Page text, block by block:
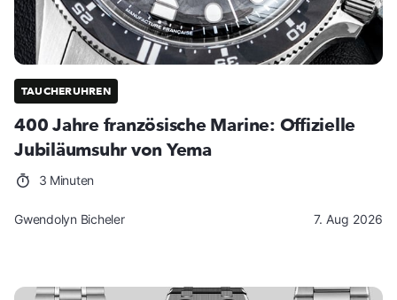
TAUCHERUHREN
400 Jahre französische Marine: Offizielle
Jubiläumsuhr von Yema
3 Minuten
Gwendolyn Bicheler 7. Aug 2026